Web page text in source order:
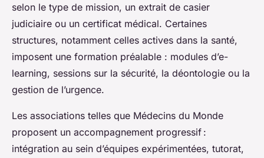
selon le type de mission, un extrait de casier
judiciaire ou un certificat médical. Certaines
structures, notamment celles actives dans la santé,
imposent une formation préalable : modules d’e-
learning, sessions sur la sécurité, la déontologie ou la
gestion de l’urgence.
Les associations telles que Médecins du Monde
proposent un accompagnement progressif :
intégration au sein d’équipes expérimentées, tutorat,